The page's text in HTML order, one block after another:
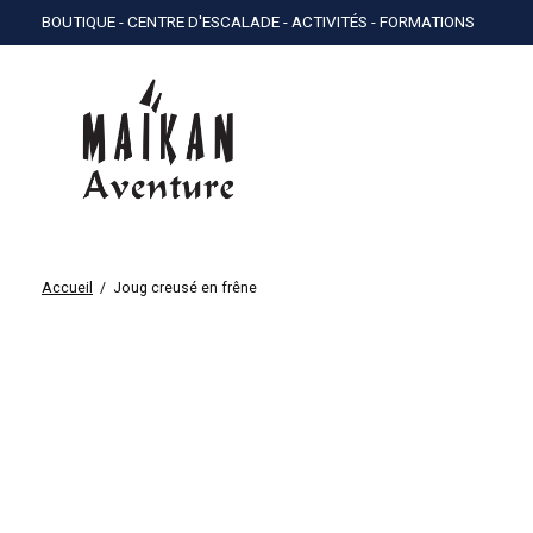
BOUTIQUE - CENTRE D'ESCALADE - ACTIVITÉS - FORMATIONS
Accueil / Joug creusé en frêne